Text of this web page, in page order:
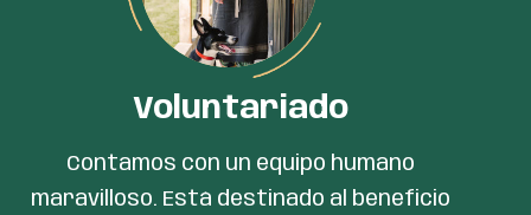
Voluntariado
Contamos con un equipo humano
maravilloso. Está destinado al beneficio